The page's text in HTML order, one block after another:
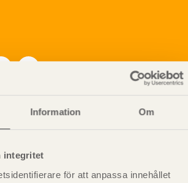
Information Om
integritet
för att anpassa innehållet
på Svenskt Träs